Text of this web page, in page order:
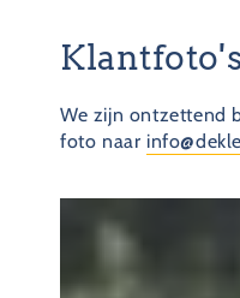
We zijn ontzettend
foto naar